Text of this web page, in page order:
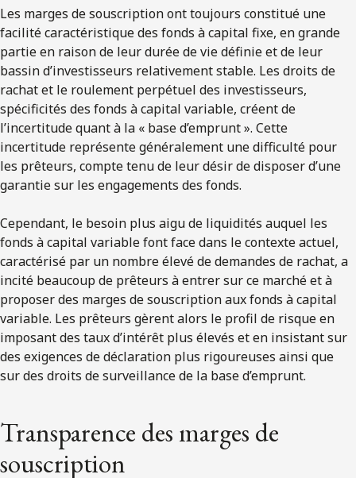
Les marges de souscription ont toujours constitué une
facilité caractéristique des fonds à capital fixe, en grande
partie en raison de leur durée de vie définie et de leur
bassin d’investisseurs relativement stable. Les droits de
rachat et le roulement perpétuel des investisseurs,
spécificités des fonds à capital variable, créent de
l’incertitude quant à la « base d’emprunt ». Cette
incertitude représente généralement une difficulté pour
les prêteurs, compte tenu de leur désir de disposer d’une
garantie sur les engagements des fonds.
Cependant, le besoin plus aigu de liquidités auquel les
fonds à capital variable font face dans le contexte actuel,
caractérisé par un nombre élevé de demandes de rachat, a
incité beaucoup de prêteurs à entrer sur ce marché et à
proposer des marges de souscription aux fonds à capital
variable. Les prêteurs gèrent alors le profil de risque en
imposant des taux d’intérêt plus élevés et en insistant sur
des exigences de déclaration plus rigoureuses ainsi que
sur des droits de surveillance de la base d’emprunt.
Transparence des marges de
souscription